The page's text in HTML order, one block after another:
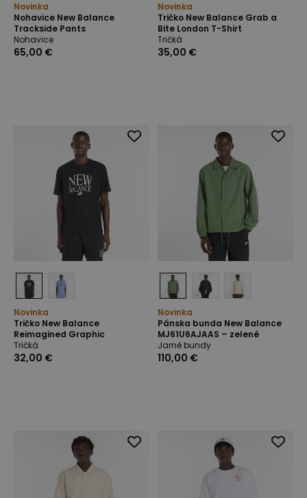
Novinka
Nohavice New Balance
Trackside Pants
Nohavice
65,00 €
Novinka
Tričko New Balance Grab a
Bite London T-Shirt
Tričká
35,00 €
Novinka
Tričko New Balance
Reimagined Graphic
Tričká
32,00 €
Novinka
Pánska bunda New Balance
MJ61U6AJAAS – zelené
Jarné bundy
110,00 €